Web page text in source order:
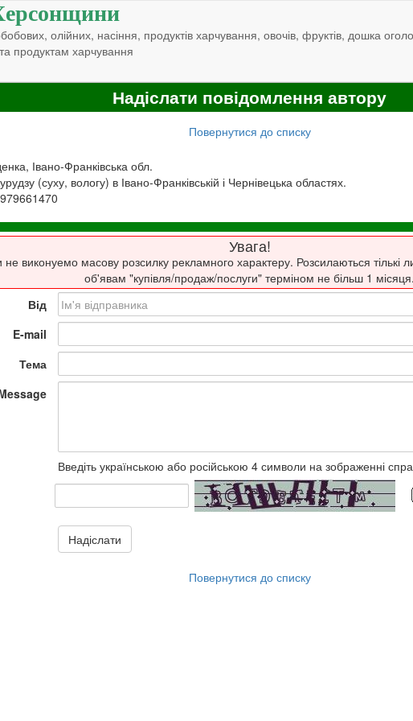
олійних, насіння, продуктів харчування, овочів, фруктів, дошка
продуктам харчування
Надіслати повідомлення автору
Повернутися до списку
Івано-Франківська обл.
(суху, вологу) в Івано-Франківській і Чернівецька областях.
Увага!
виконуемо масову розсилку рекламного характеру. Розсилаються тількі
об'явам "купівля/продаж/послуги" терміном не більш 1 місяця.
Від
E-mail
Тема
Введіть українською або російською 4 символи на зображенні
Надіслати
Повернутися до списку